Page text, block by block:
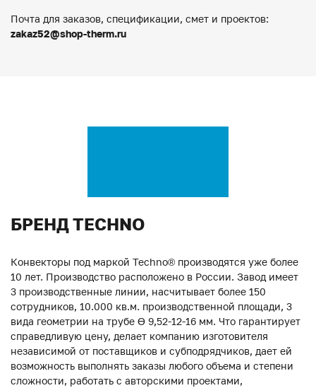
Почта для заказов, спецификации, смет и проектов:
zakaz52@shop-therm.ru
БРЕНД TECHNO
Конвекторы под маркой Techno® производятся уже более
10 лет. Производство расположено в России. Завод имеет
3 производственные линии, насчитывает более 150
сотрудников, 10.000 кв.м. производственной площади, 3
вида геометрии на трубе ϴ 9,52-12-16 мм. Что гарантирует
справедливую цену, делает компанию изготовителя
независимой от поставщиков и субподрядчиков, дает ей
возможность выполнять заказы любого объема и степени
сложности, работать с авторскими проектами,